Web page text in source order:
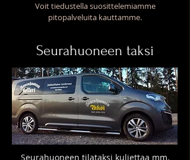
Seurahuoneen tilataksi kuljettaa mm.
Seurahuoneen taksi
Voit tiedustella suosittelemiamme
pitopalveluita kauttamme.